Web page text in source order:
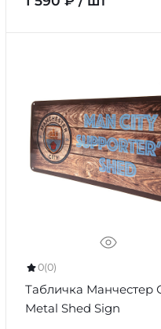
0(0)
Табличка Манчестер
Metal Shed Sign